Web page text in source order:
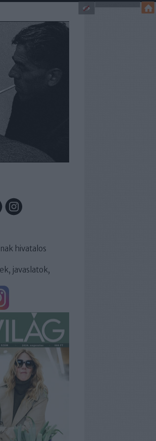
hivatalos
javaslatok,